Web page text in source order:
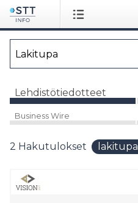
Lehdistötiedotteet
Business Wire
2 Hakutulokset lakitupa